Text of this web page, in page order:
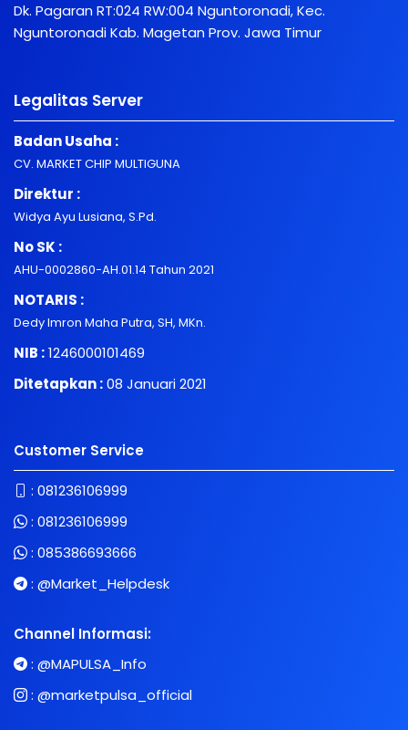
Dk. Pagaran RT:024 RW:004 Nguntoronadi, Kec.
Nguntoronadi Kab. Magetan Prov. Jawa Timur
Legalitas Server
Badan Usaha :
CV. MARKET CHIP MULTIGUNA
Direktur :
Widya Ayu Lusiana, S.Pd.
No SK :
AHU-0002860-AH.01.14 Tahun 2021
NOTARIS :
Dedy Imron Maha Putra, SH, MKn.
NIB :1246000101469
Ditetapkan :08 Januari 2021
Customer Service
: 081236106999
: 081236106999
: 085386693666
: @Market_Helpdesk
Channel Informasi:
: @MAPULSA_Info
: @marketpulsa_official